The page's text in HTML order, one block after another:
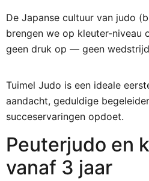
De Japanse cultuur van judo
brengen we op kleuter-niveau
geen druk op — geen
Tuimel Judo is een ideale
aandacht, geduldige
succeservaringen opdoet.
Peuterjudo en
vanaf 3 jaar